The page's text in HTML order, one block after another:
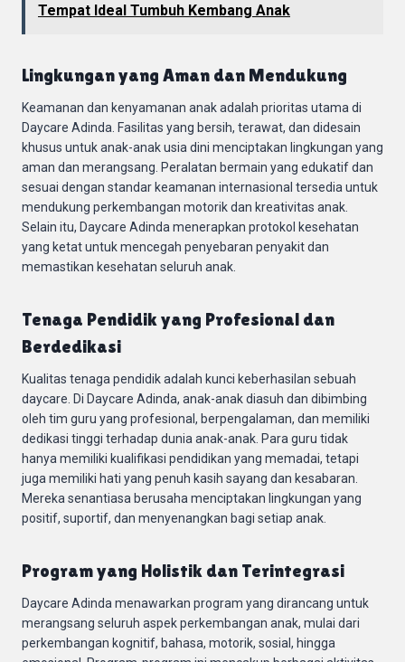
Tempat Ideal Tumbuh Kembang Anak
Lingkungan yang Aman dan Mendukung
Keamanan dan kenyamanan anak adalah prioritas utama di
Daycare Adinda. Fasilitas yang bersih, terawat, dan didesain
khusus untuk anak-anak usia dini menciptakan lingkungan yang
aman dan merangsang. Peralatan bermain yang edukatif dan
sesuai dengan standar keamanan internasional tersedia untuk
mendukung perkembangan motorik dan kreativitas anak.
Selain itu, Daycare Adinda menerapkan protokol kesehatan
yang ketat untuk mencegah penyebaran penyakit dan
memastikan kesehatan seluruh anak.
Tenaga Pendidik yang Profesional dan
Berdedikasi
Kualitas tenaga pendidik adalah kunci keberhasilan sebuah
daycare. Di Daycare Adinda, anak-anak diasuh dan dibimbing
oleh tim guru yang profesional, berpengalaman, dan memiliki
dedikasi tinggi terhadap dunia anak-anak. Para guru tidak
hanya memiliki kualifikasi pendidikan yang memadai, tetapi
juga memiliki hati yang penuh kasih sayang dan kesabaran.
Mereka senantiasa berusaha menciptakan lingkungan yang
positif, suportif, dan menyenangkan bagi setiap anak.
Program yang Holistik dan Terintegrasi
Daycare Adinda menawarkan program yang dirancang untuk
merangsang seluruh aspek perkembangan anak, mulai dari
perkembangan kognitif, bahasa, motorik, sosial, hingga